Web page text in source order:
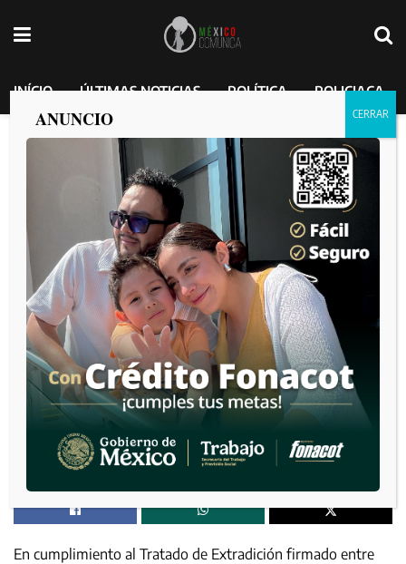
INÍCIO ÚLTIMAS NOTICIAS POLÍTICA POLICIACA
FGR entrega a dos mexicanos acusados ​​
de abuso sexual y homicidio a
autoridades estadounidenses
MEXICO COMUNICA 2025-04-06
En cumplimiento al Tratado de Extradición firmado entre
ANUNCIO